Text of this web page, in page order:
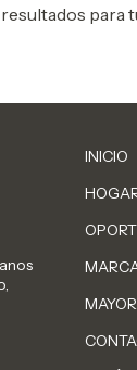
para
INICIO